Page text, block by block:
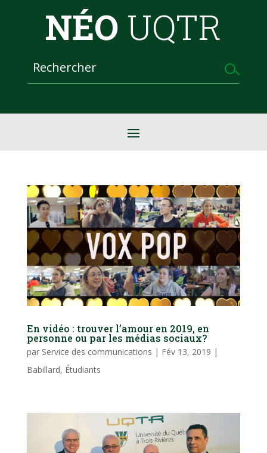
NÉO UQTR
En vidéo : trouver l’amour en 2019, en
personne ou par les médias sociaux?
par Service des communications | Fév 13, 2019 |
Babillard, Étudiants